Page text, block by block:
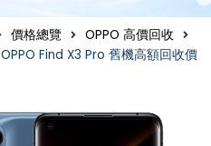
價格總覽
OPPO 高價回收
OPPO Find X3 Pro 舊機高額回收價